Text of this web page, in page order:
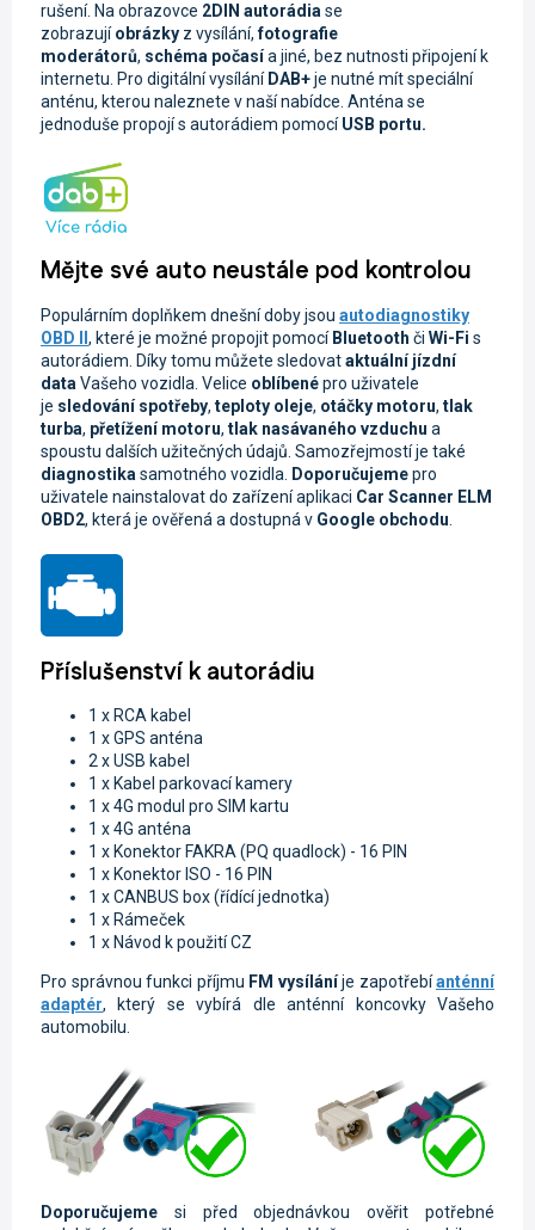
rušení. Na obrazovce 2DIN autorádiase
zobrazujíobrázky z vysílání,fotografie
moderátorů, schéma počasía jiné, bez nutnosti připojení k
internetu. Pro digitální vysílání DAB+je nutné mít speciální
anténu, kterou naleznete v naší nabídce. Anténa se
jednoduše propojí s autorádiem pomocíUSB portu.
Mějte své auto neustále pod kontrolou
Populárním doplňkem dnešní doby jsou autodiagnostiky
OBD II , které je možné propojit pomocí Bluetooth či Wi-Fi s
autorádiem. Díky tomu můžete sledovataktuální jízdní
data Vašeho vozidla. Velice oblíbenépro uživatele
je sledování spotřeby, teploty oleje, otáčky motoru, tlak
turba, přetížení motoru, tlak nasávaného vzduchu a
spoustu dalších užitečných údajů. Samozřejmostí je také
diagnostika samotného vozidla. Doporučujemepro
uživatele nainstalovat do zařízení aplikaci Car Scanner ELM
OBD2, která je ověřená a dostupná v Google obchodu
Příslušenství k autorádiu
1 x RCA kabel
1 x GPS anténa
2 x USB kabel
1 x Kabel parkovací kamery
1 x 4G modul pro SIM kartu
1 x 4G anténa
1 x Konektor FAKRA (PQ quadlock) - 16 PIN
1 x Konektor ISO - 16 PIN
1 x CANBUS box (řídící jednotka)
1 x Rámeček
1 x Návod k použití CZ
Pro správnou funkci příjmu FM vysíláníje zapotřebíanténní
adaptér, který se vybírá dle anténní koncovky Vašeho
automobilu.
Doporučujeme
si před objednávkou ověřit potřebné